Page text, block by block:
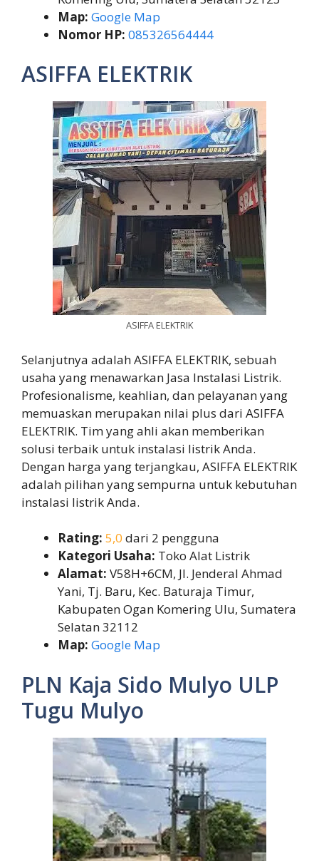
Map: Google Map
Nomor HP: 085326564444
ASIFFA ELEKTRIK
ASIFFA ELEKTRIK
Selanjutnya adalah ASIFFA ELEKTRIK, sebuah
usaha yang menawarkan Jasa Instalasi Listrik.
Profesionalisme, keahlian, dan pelayanan yang
memuaskan merupakan nilai plus dari ASIFFA
ELEKTRIK. Tim yang ahli akan memberikan
solusi terbaik untuk instalasi listrik Anda.
Dengan harga yang terjangkau, ASIFFA ELEKTRIK
adalah pilihan yang sempurna untuk kebutuhan
instalasi listrik Anda.
Rating: 5,0 dari 2 pengguna
Kategori Usaha: Toko Alat Listrik
Alamat: V58H+6CM, Jl. Jenderal Ahmad
Yani, Tj. Baru, Kec. Baturaja Timur,
Kabupaten Ogan Komering Ulu, Sumatera
Selatan 32112
Map: Google Map
PLN Kaja Sido Mulyo ULP
Tugu Mulyo